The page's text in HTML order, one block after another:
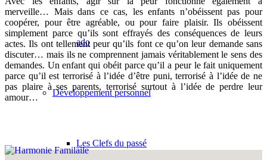
ado
Développement personnel
Les Clefs du passé
merveille… Mais dans ce cas, les enfants n’obéissent pas pour
coopérer, pour être agréable, ou pour faire plaisir. Ils obéissent
simplement parce qu’ils sont effrayés des conséquences de leurs
actes. Ils ont tellement peur qu’ils font ce qu’on leur demande sans
discuter… mais ils ne comprennent jamais véritablement le sens des
demandes. Un enfant qui obéit parce qu’il a peur le fait uniquement
parce qu’il est terrorisé à l’idée d’être puni, terrorisé à l’idée de ne
pas plaire à ses parents, terrorisé surtout à l’idée de perdre leur
amour…